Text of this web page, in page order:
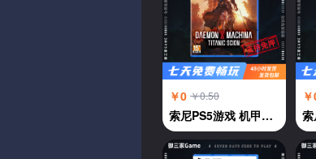
￥0 ￥0.50
索尼PS5游戏 机甲战魔 神话之裔 恶魔机甲 中文